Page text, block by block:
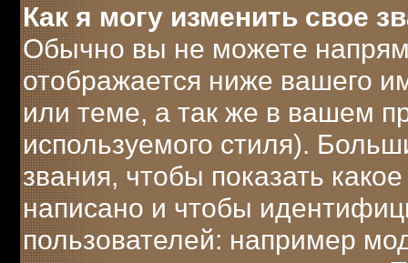
Как я могу изменить свое
Обычно вы не можете
отображается ниже вашего
или теме, а так же в вашем
используемого стиля).
звания, чтобы показать
написано и чтобы
пользователей: например